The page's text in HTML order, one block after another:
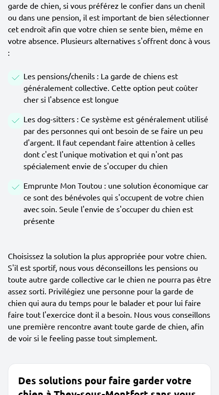
garde de chien, si vous préférez le confier dans un chenil
ou dans une pension, il est important de bien sélectionner
cet endroit afin que votre chien se sente bien, même en
votre absence. Plusieurs alternatives s'offrent donc à vous
:
Les pensions/chenils : La garde de chiens est
généralement collective. Cette option peut coûter
cher si l'absence est longue
Les dog-sitters : Ce système est généralement utilisé
par des personnes qui ont besoin de se faire un peu
d'argent. Il faut cependant faire attention à celles
dont c'est l'unique motivation et qui n'ont pas
spécialement envie de s'occuper du chien
Emprunte Mon Toutou : une solution économique car
ce sont des bénévoles qui s'occupent de votre chien
avec soin. Seule l'envie de s'occuper du chien est
présente
Choisissez la solution la plus appropriée pour votre chien.
S'il est sportif, nous vous déconseillons les pensions ou
toute autre garde collective car le chien ne pourra pas être
assez sorti. Privilégiez une personne pour la garde de
chien qui aura du temps pour le balader et pour lui faire
faire tout l'exercice dont il a besoin. Nous vous conseillons
une première rencontre avant toute garde de chien, afin
de voir si le feeling passe tout simplement.
Des solutions pour faire garder votre